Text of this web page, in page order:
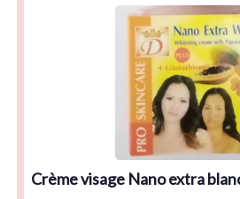
Crème visage Nano extra